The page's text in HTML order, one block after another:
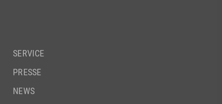
SERVICE
PRESSE
NEWS